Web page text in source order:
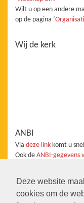
Deze website
cookies om de
Wilt u op een andere
op de pagina ‘
Wij de kerk
ANBI
Via deze link komt u
Ook de ANBI-gegevens
Redactie
De website staat onder